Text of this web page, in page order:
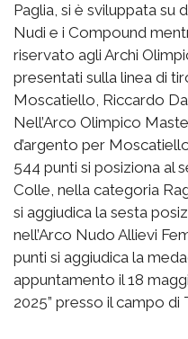
Paglia, si è sviluppata su
Nudi e i Compound
riservato agli Archi
presentati sulla linea di
Moscatiello, Riccardo
Nell’Arco Olimpico
d’argento per
544 punti si posiziona al
Colle, nella categoria
si aggiudica la sesta
nell’Arco Nudo Allievi
punti si aggiudica la
appuntamento il 18
2025” presso il campo di